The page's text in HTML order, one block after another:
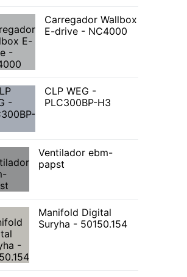
Carregador Wallbox
E-drive - NC4000
CLP WEG -
PLC300BP-H3
Ventilador ebm-
papst
Manifold Digital
Suryha - 50150.154